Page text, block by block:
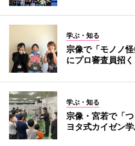
学ぶ・知る
宗像で「モノノ
にプロ審査員招く
学ぶ・知る
宗像・宮若で「
ヨタ式カイゼン